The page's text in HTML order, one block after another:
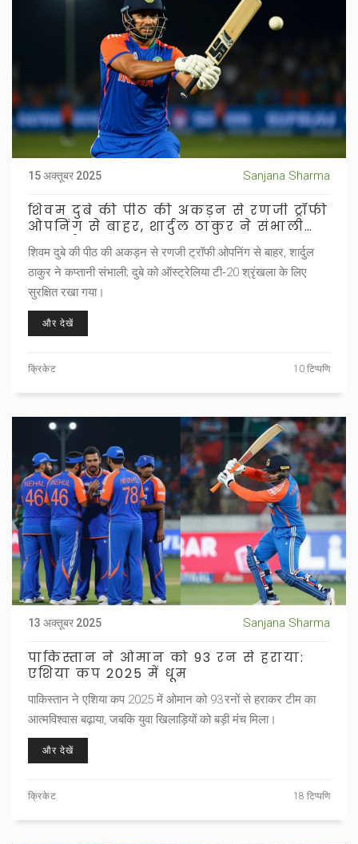
15 अक्तूबर 2025 Sanjana Sharma
शिवम दुबे की पीठ की अकड़न से रणजी ट्रॉफी
ओपनिंग से बाहर, शार्दुल ठाकुर ने संभाली
कप्तानी
शिवम दुबे की पीठ की अकड़न से रणजी ट्रॉफी ओपनिंग से बाहर, शार्दुल
ठाकुर ने कप्तानी संभाली; दुबे को ऑस्ट्रेलिया टी‑20 श्रृंखला के लिए
सुरक्षित रखा गया।
और देखें
क्रिकेट 10 टिप्पणि
13 अक्तूबर 2025 Sanjana Sharma
पाकिस्तान ने ओमान को 93 रन से हराया:
एशिया कप 2025 में धूम
पाकिस्तान ने एशिया कप 2025 में ओमान को 93 रनों से हराकर टीम का
आत्मविश्वास बढ़ाया, जबकि युवा खिलाड़ियों को बड़ी मंच मिला।
और देखें
क्रिकेट 18 टिप्पणि